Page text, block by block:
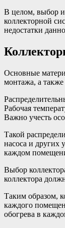
В целом, выбор
коллекторной
недостатки
Основные
монтажа, а
Рабочая
Важно учесть
Такой
насоса и других
каждом
Выбор
коллектора
Таким образом,
каждого
обогрева в